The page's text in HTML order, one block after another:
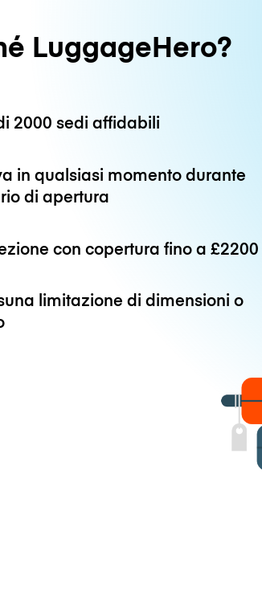
LuggageHero?
2000 sedi affidabili
in qualsiasi momento durante
di apertura
con copertura fino a£2200
limitazione di dimensioni o